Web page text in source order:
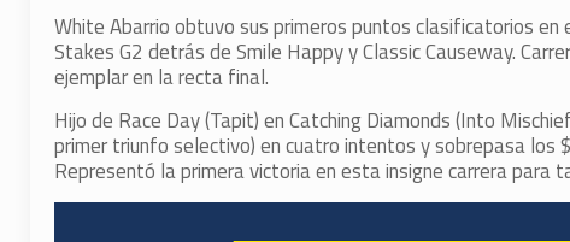
White Abarrio obtuvo sus primeros puntos clasificatorios en
Stakes G2 detrás de Smile Happy y Classic Causeway.
ejemplar en la recta final.
Hijo de Race Day (Tapit) en Catching Diamonds (Into
primer triunfo selectivo) en cuatro intentos y sobrepasa los
Representó la primera victoria en esta insigne carrera para